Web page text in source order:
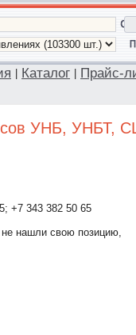
Каталог Прайс-
УНБ, УНБТ,
+7 343 382 50 65
нашли свою позицию,